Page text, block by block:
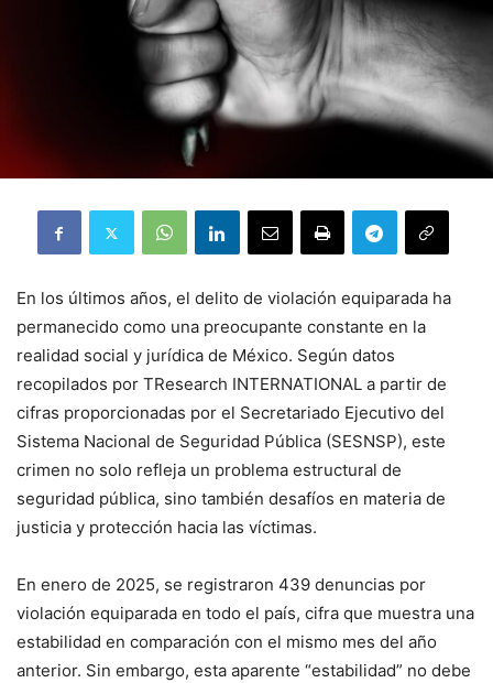
En los últimos años, el delito de violación equiparada ha
permanecido como una preocupante constante en la
realidad social y jurídica de México. Según datos
recopilados por TResearch INTERNATIONAL a partir de
cifras proporcionadas por el Secretariado Ejecutivo del
Sistema Nacional de Seguridad Pública (SESNSP), este
crimen no solo refleja un problema estructural de
seguridad pública, sino también desafíos en materia de
justicia y protección hacia las víctimas.
En enero de 2025, se registraron 439 denuncias por
violación equiparada en todo el país, cifra que muestra una
estabilidad en comparación con el mismo mes del año
anterior. Sin embargo, esta aparente “estabilidad” no debe